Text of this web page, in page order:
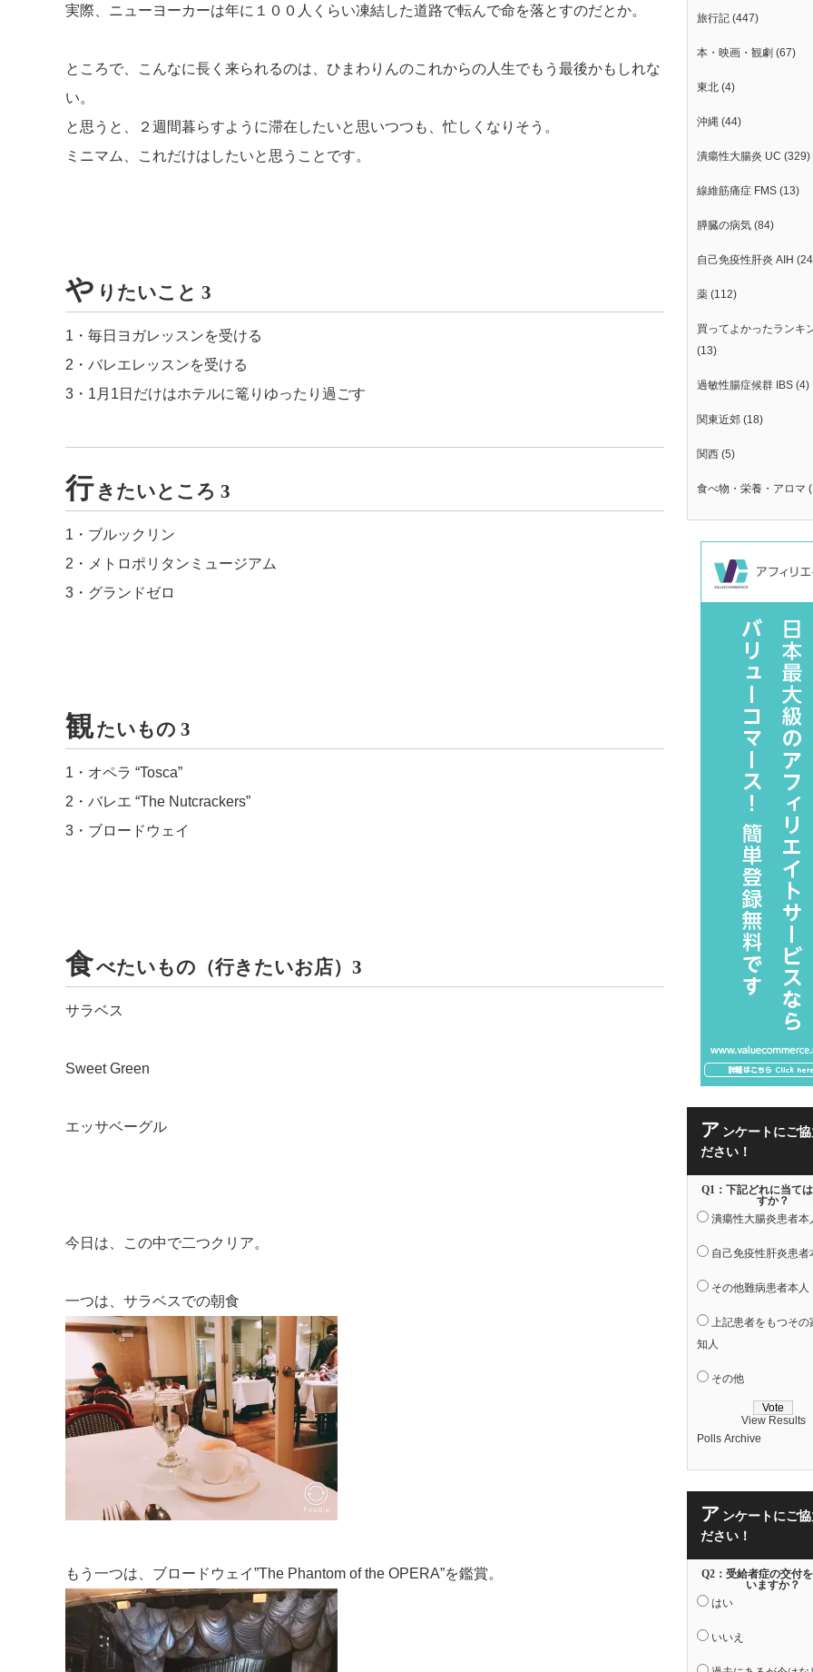
実際、ニューヨーカーは年に１００人くらい凍結した道路で転んで命を落とすのだとか。
ところで、こんなに長く来られるのは、ひまわりんのこれからの人生でもう最後かもしれな
い。
と思うと、２週間暮らすように滞在したいと思いつつも、忙しくなりそう。
ミニマム、これだけはしたいと思うことです。
や りたいこと 3
1・毎日ヨガレッスンを受ける
2・バレエレッスンを受ける
3・1月1日だけはホテルに篭りゆったり過ごす
行 きたいところ 3
1・ブルックリン
2・メトロポリタンミュージアム
3・グランドゼロ
観たいもの 3
1・オペラ “Tosca”
2・バレエ “The Nutcrackers”
3・ブロードウェイ
食べたいもの（行きたいお店）3
サラベス
Sweet Green
エッサベーグル
今日は、この中で二つクリア。
一つは、サラベスでの朝食
もう一つは、ブロードウェイ”The Phantom of the OPERA”を鑑賞。
旅行記 (447)
本・映画・観劇 (67)
東北 (4)
沖縄 (44)
潰瘍性大腸炎 UC (329)
線維筋痛症 FMS (13)
膵臓の病気 (84)
自己免疫性肝炎 AIH
薬 (112)
買ってよかったランキ
(13)
過敏性腸症候群 IBS (4)
関東近郊 (18)
関西 (5)
食べ物・栄養・アロマ
ア ンケートにご
ださい！
Q1：下記どれに当て
すか？
潰瘍性大腸炎患者本
自己免疫性肝炎患者
その他難病患者本人
上記患者をもつその
知人
その他
View Results
Polls Archive
ア ンケートにご
ださい！
Q2：受給者症の交付
いますか？
はい
いいえ